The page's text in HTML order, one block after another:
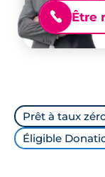
📞 Être
Prêt à taux
Éligible